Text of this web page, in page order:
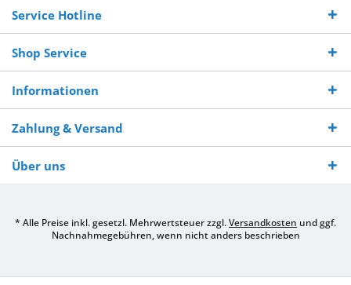
Service Hotline
Shop Service
Informationen
Zahlung & Versand
Über uns
* Alle Preise inkl. gesetzl. Mehrwertsteuer zzgl.Versandkosten und ggf.
Nachnahmegebühren, wenn nicht anders beschrieben